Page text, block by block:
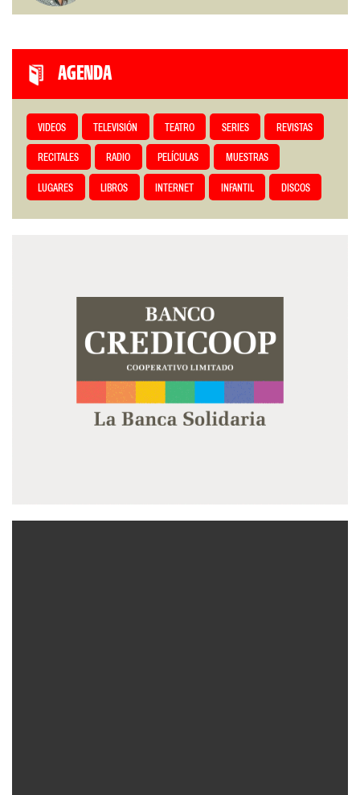
AGENDA
VIDEOS TELEVISIÓN TEATRO SERIES REVISTAS
RECITALES RADIO PELÍCULAS MUESTRAS
LUGARES LIBROS INTERNET INFANTIL DISCOS